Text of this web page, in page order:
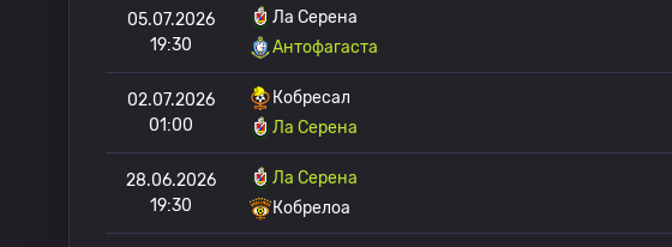
05.07.2026
19:30
Ла Серена
Антофагаста
02.07.2026
01:00
Кобресал
Ла Серена
28.06.2026
19:30
Ла Серена
Кобрелоа